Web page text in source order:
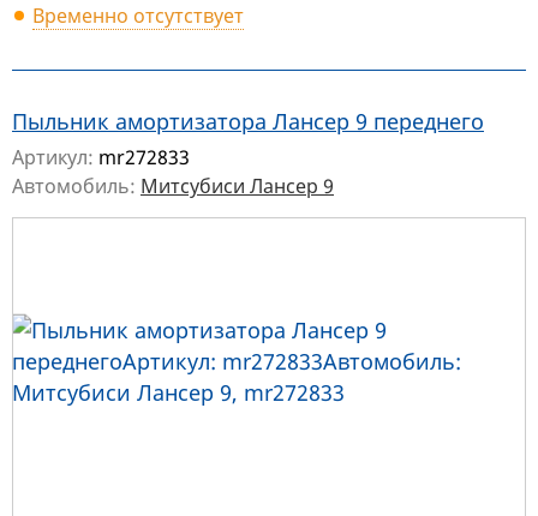
Временно отсутствует
Пыльник амортизатора Лансер 9 переднего
Артикул: mr272833
Автомобиль: Митсубиси Лансер 9